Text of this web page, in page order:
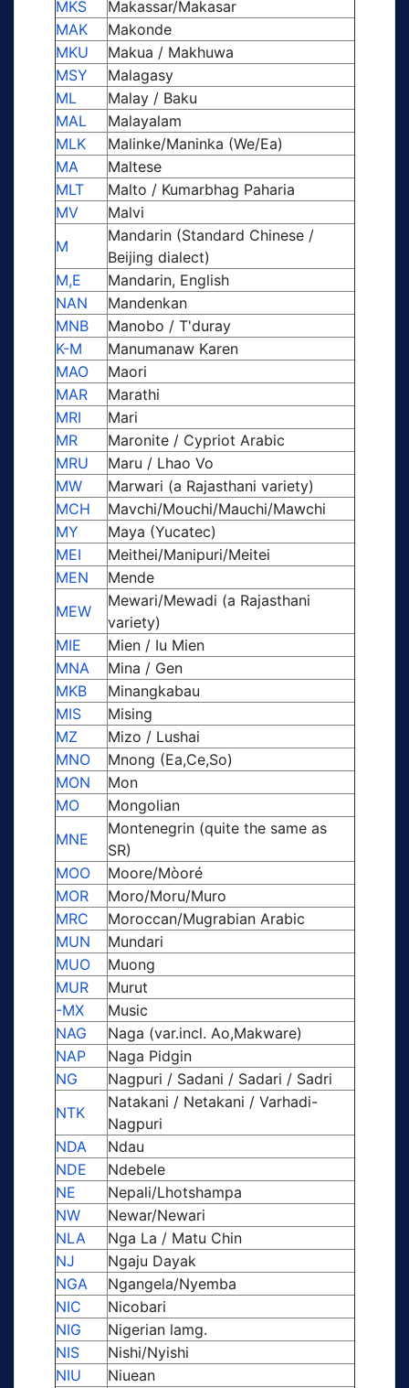
MKS
Makassar/Makasar
MAK
Makonde
MKU
Makua / Makhuwa
MSY
Malagasy
ML
Malay / Baku
MAL
Malayalam
MLK
Malinke/Maninka (We/Ea)
MA
Maltese
MLT
Malto / Kumarbhag Paharia
MV
Malvi
M
Mandarin (Standard Chinese /
Beijing dialect)
M,E
Mandarin, English
NAN
Mandenkan
MNB
Manobo / T'duray
K-M
Manumanaw Karen
MAO
Maori
MAR
Marathi
MRI
Mari
MR
Maronite / Cypriot Arabic
MRU
Maru / Lhao Vo
MW
Marwari (a Rajasthani variety)
MCH
Mavchi/Mouchi/Mauchi/Mawchi
MY
Maya (Yucatec)
MEI
Meithei/Manipuri/Meitei
MEN
Mende
MEW
Mewari/Mewadi (a Rajasthani
variety)
MIE
Mien / Iu Mien
MNA
Mina / Gen
MKB
Minangkabau
MIS
Mising
MZ
Mizo / Lushai
MNO
Mnong (Ea,Ce,So)
MON
Mon
MO
Mongolian
MNE
Montenegrin (quite the same as
SR)
MOO
Moore/Mòoré
MOR
Moro/Moru/Muro
MRC
Moroccan/Mugrabian Arabic
MUN
Mundari
MUO
Muong
MUR
Murut
-MX
Music
NAG
Naga (var.incl. Ao,Makware)
NAP
Naga Pidgin
NG
Nagpuri / Sadani / Sadari / Sadri
NTK
Natakani / Netakani / Varhadi-
Nagpuri
NDA
Ndau
NDE
Ndebele
NE
Nepali/Lhotshampa
NW
Newar/Newari
NLA
Nga La / Matu Chin
NJ
Ngaju Dayak
NGA
Ngangela/Nyemba
NIC
Nicobari
NIG
Nigerian lamg.
NIS
Nishi/Nyishi
NIU
Niuean